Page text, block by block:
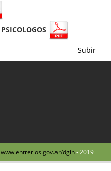
Subir
www.entrerios.gov.ar/dgin- 2019